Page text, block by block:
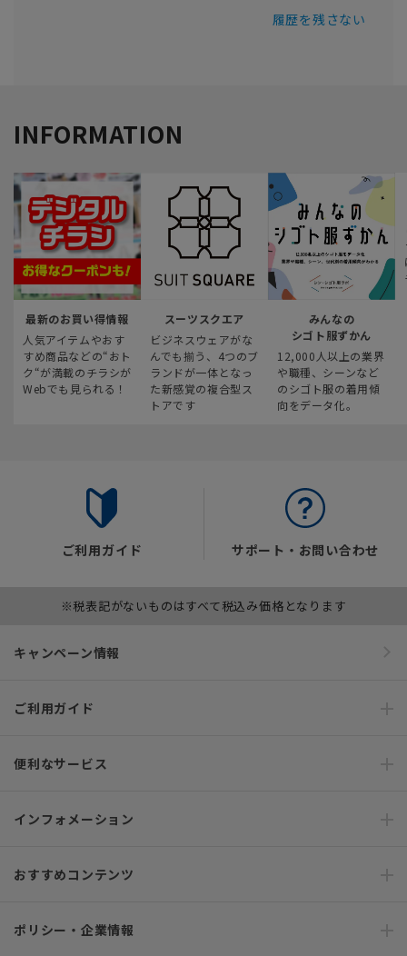
履歴を残さない
INFORMATION
最新のお買い得情報
人気アイテムやおす
すめ商品などの“おト
ク“が満載のチラシが
Webでも見られる！
スーツスクエア
ビジネスウェアがな
んでも揃う、4つのブ
ランドが一体となっ
た新感覚の複合型ス
トアです
みんなの
シゴト服ずかん
12,000人以上の業界
や職種、シーンなど
のシゴト服の着用傾
向をデータ化。
ご利用ガイド サポート・お問い合わせ
※税表記がないものはすべて税込み価格となります
キャンペーン情報
ご利用ガイド
便利なサービス
インフォメーション
おすすめコンテンツ
ポリシー・企業情報